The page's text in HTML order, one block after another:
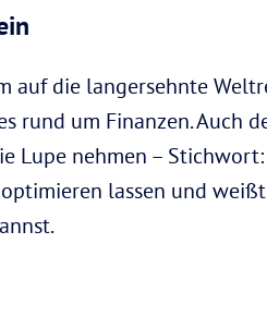
auf die langersehnte
um Finanzen. Auch
Lupe nehmen –
lassen und